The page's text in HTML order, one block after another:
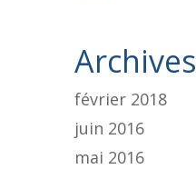
Archives
février 2018
juin 2016
mai 2016